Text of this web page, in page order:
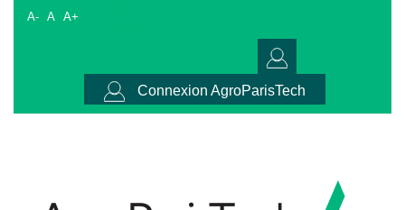
A- A A+
Connexion AgroParisTech